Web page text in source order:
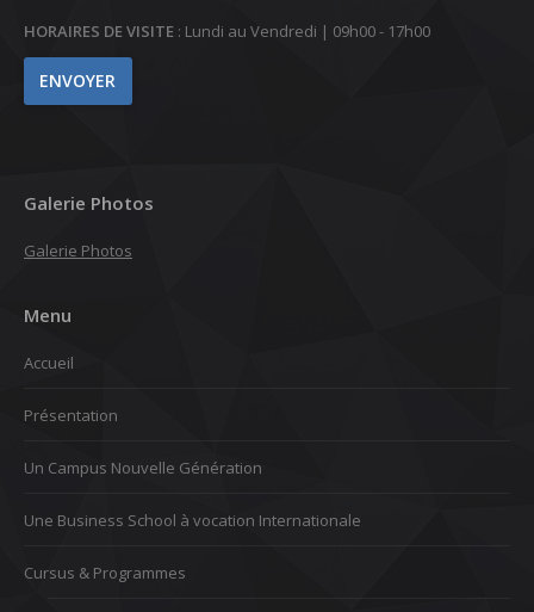
HORAIRES DE VISITE : Lundi au Vendredi | 09h00 - 17h00
Galerie Photos
Galerie Photos
Menu
Accueil
Présentation
Un Campus Nouvelle Génération
Une Business School à vocation Internationale
Cursus & Programmes